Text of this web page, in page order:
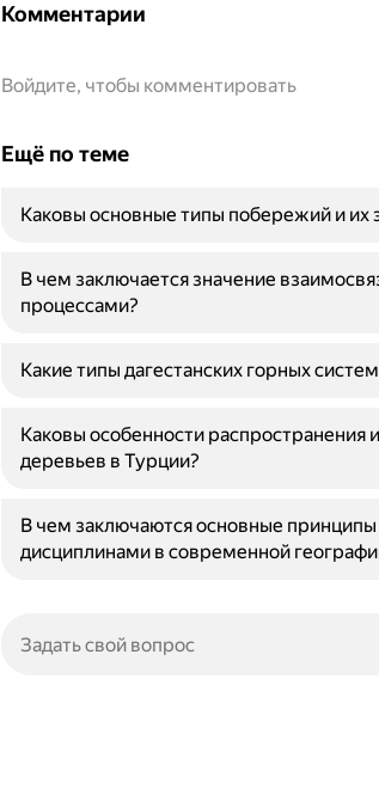
Комментарии
Войдите, чтобы комментировать
Ещё по теме
Каковы основные типы побережий и их
В чем заключается значение
процессами?
Какие типы дагестанских горных
Каковы особенности распространения
деревьев в Турции?
В чем заключаются основные
дисциплинами в современной